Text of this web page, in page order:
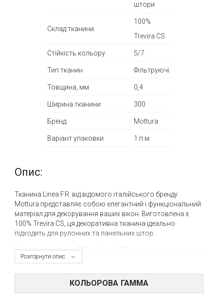
штори
Склад тканини
100%
Trevira CS
Стійкість кольору 5/7
Тип тканин Фільтруючі
Товщина, мм 0,4
Ширина тканини 300
Бренд Mottura
Варіант упаковки 1 п.м.
Розгорнути опис
Опис:
Тканина Linea F.R. від відомого італійського бренду
Mottura представляє собою елегантний і функціональний
матеріал для декорування ваших вікон. Виготовлена з
100% Trevira CS, ця декоративна тканина ідеально
підходить для рулонних та панельних штор.
З завдяки ширині в 300 см, Linea F.R. дозволяє реалізувати
широкий спектр дизайнерських рішень, від створення
Тканина має вагу всього 145 грамів на погонний метр та
КОЛЬОРОВА ГАММА